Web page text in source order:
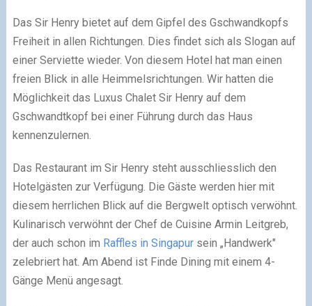
Das Sir Henry bietet auf dem Gipfel des Gschwandkopfs
Freiheit in allen Richtungen. Dies findet sich als Slogan auf
einer Serviette wieder. Von diesem Hotel hat man einen
freien Blick in alle Heimmelsrichtungen. Wir hatten die
Möglichkeit das Luxus Chalet Sir Henry auf dem
Gschwandtkopf bei einer Führung durch das Haus
kennenzulernen.
Das Restaurant im Sir Henry steht ausschliesslich den
Hotelgästen zur Verfügung. Die Gäste werden hier mit
diesem herrlichen Blick auf die Bergwelt optisch verwöhnt.
Kulinarisch verwöhnt der Chef de Cuisine Armin Leitgreb,
der auch schon im Raffles in Singapursein „Handwerk"
zelebriert hat. Am Abend ist Finde Dining mit einem 4-
Gänge Menü angesagt.